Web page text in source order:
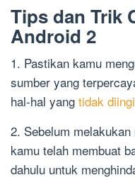
Tips dan Trik
Android 2
1. Pastikan kamu
sumber yang
hal-hal yang tidak
2. Sebelum
kamu telah membuat
dahulu untuk